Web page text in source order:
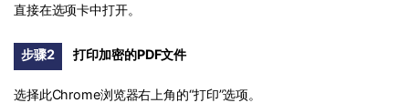
直接在选项卡中打开。
步骤2 打印加密的PDF文件
选择此Chrome浏览器右上角的“打印”选项。